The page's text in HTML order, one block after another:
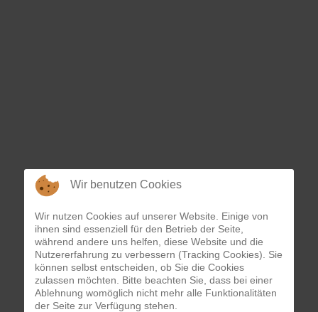
Wir benutzen Cookies
Wir nutzen Cookies auf unserer Website. Einige von
ihnen sind essenziell für den Betrieb der Seite,
während andere uns helfen, diese Website und die
Nutzererfahrung zu verbessern (Tracking Cookies). Sie
können selbst entscheiden, ob Sie die Cookies
zulassen möchten. Bitte beachten Sie, dass bei einer
Ablehnung womöglich nicht mehr alle Funktionalitäten
der Seite zur Verfügung stehen.